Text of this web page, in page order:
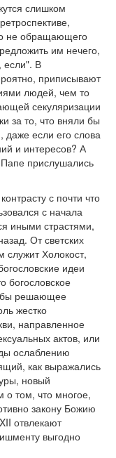
слишком
не обращающего
им нечего,
если". В
приписывают
людей, чем то
секуляризации
за то, что вняли бы
если его слова
и интересов? А
прислушались
с почти что
с начала
иными страстями,
От светских
Холокост,
идеи
богословское
бы решающее
жестко
направленное
актов, или
ослаблению
как выражались
новый
о том, что многое,
закону Божию
отвлекают
выгодно